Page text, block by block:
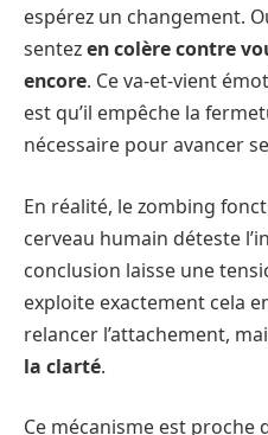
espérez un changement.
sentezen colère contre
encore. Ce va-et-vient
est qu’il empêche la
nécessaire pour avancer
En réalité, le zombing
cerveau humain déteste
conclusion laisse une
exploite exactement cela
relancer l’attachement,
la clarté.
Ce mécanisme est proche